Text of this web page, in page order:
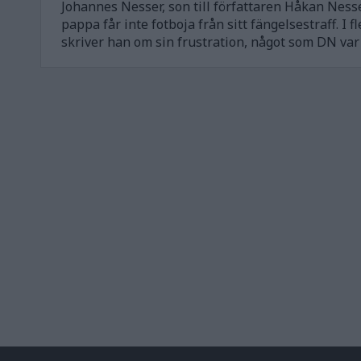
Johannes Nesser, son till författaren Håkan
pappa får inte fotboja från sitt fängelsestraff. I
skriver han om sin frustration, något som DN